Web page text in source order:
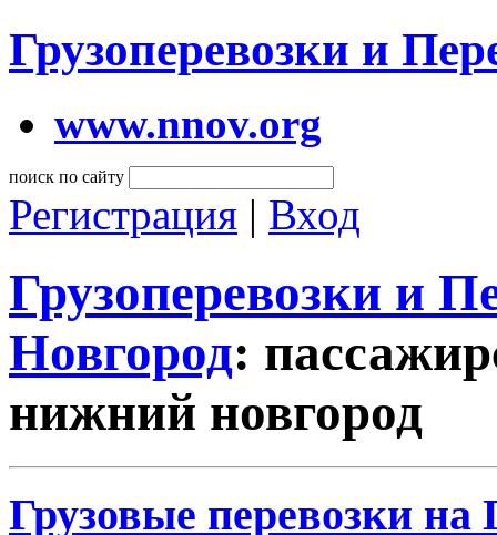
Грузоперевозки и
www.nnov.org
поиск по сайту
Регистрация | Вход
Грузоперевозки и
Новгород:
нижний новгород
Грузовые перевозки